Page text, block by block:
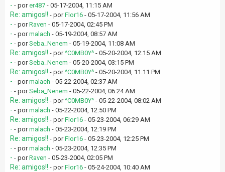
- - porer487 - 05-17-2004, 11:15 AM
Re: amigos!! - porFlor16 - 05-17-2004, 11:56 AM
- - porRaven - 05-17-2004, 02:45 PM
- - pormalach - 05-19-2004, 08:57 AM
- - porSeba_Nenem - 05-19-2004, 11:08 AM
Re: amigos!! - por^C0MB0Y^ - 05-20-2004, 12:15 AM
- - porSeba_Nenem - 05-20-2004, 03:15 PM
Re: amigos!! - por^C0MB0Y^ - 05-20-2004, 11:11 PM
- - pormalach - 05-22-2004, 02:37 AM
- - porSeba_Nenem - 05-22-2004, 06:24 AM
Re: amigos!! - por^C0MB0Y^ - 05-22-2004, 08:02 AM
- - pormalach - 05-22-2004, 12:50 PM
Re: amigos!! - porFlor16 - 05-23-2004, 06:29 AM
- - pormalach - 05-23-2004, 12:19 PM
Re: amigos!! - porFlor16 - 05-23-2004, 12:25 PM
- - pormalach - 05-23-2004, 12:35 PM
- - porRaven - 05-23-2004, 02:05 PM
Re: amigos!! - porFlor16 - 05-24-2004, 10:40 AM